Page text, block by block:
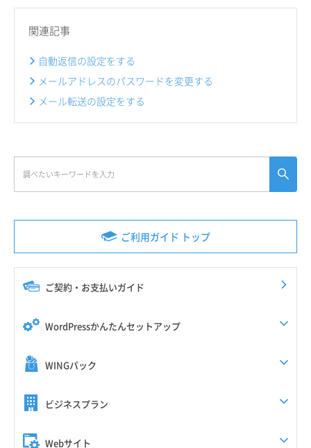
ご利用ガイド トップ
ご契約・お支払いガイド
WordPressかんたんセットアップ
WINGパック
ビジネスプラン
Webサイト
関連記事
自動返信の設定をする
メールアドレスのパスワードを変更する
メール転送の設定をする